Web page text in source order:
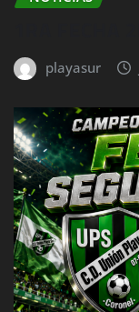
playasur